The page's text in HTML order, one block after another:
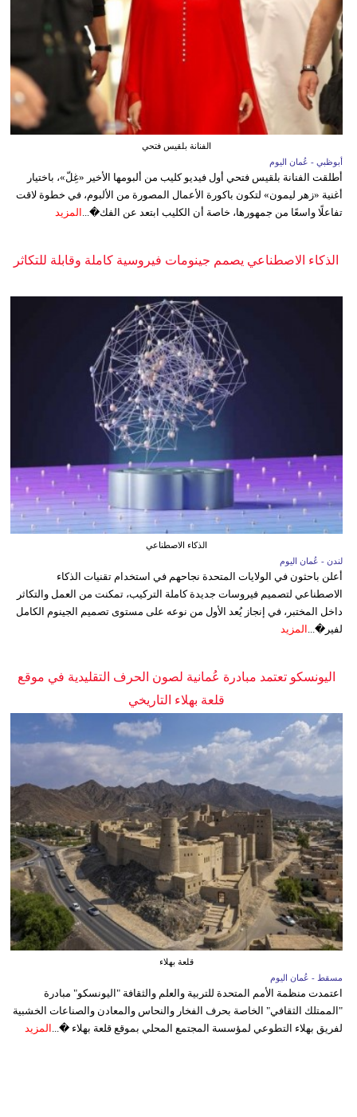
الفنانة بلقيس فتحي
أبوظبي - عُمان اليوم
أطلقت الفنانة بلقيس فتحي أول فيديو كليب من ألبومها الأخير «غِلّ»، باختيار
أغنية «زهر ليمون» لتكون باكورة الأعمال المصورة من الألبوم، في خطوة لاقت
تفاعلًا واسعًا من جمهورها، خاصة أن الكليب ابتعد عن الفك�... المزيد
الذكاء الاصطناعي يصمم جينومات فيروسية كاملة وقابلة للتكاثر
الذكاء الاصطناعي
لندن - عُمان اليوم
أعلن باحثون في الولايات المتحدة نجاحهم في استخدام تقنيات الذكاء
الاصطناعي لتصميم فيروسات جديدة كاملة التركيب، تمكنت من العمل والتكاثر
داخل المختبر، في إنجاز يُعد الأول من نوعه على مستوى تصميم الجينوم الكامل
لفير�...
المزيد
اليونسكو تعتمد مبادرة عُمانية لصون الحرف التقليدية في موقع
قلعة بهلاء التاريخي
قلعة بهلاء
مسقط - عُمان اليوم
اعتمدت منظمة الأمم المتحدة للتربية والعلم والثقافة "اليونسكو" مبادرة
"الممتلك الثقافي" الخاصة بحرف الفخار والنحاس والمعادن والصناعات الخشبية
لفريق بهلاء التطوعي لمؤسسة المجتمع المحلي بموقع قلعة بهلاء �... المزيد